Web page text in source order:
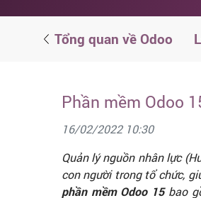
Tổng quan về Odoo
Phần mềm Odoo
16/02/2022 10:30
Quản lý nguồn nhân lực
con người trong tổ chức,
phần mềm Odoo 15bao